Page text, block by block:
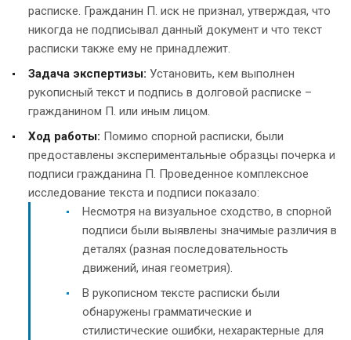
расписке. Гражданин П. иск не признал, утверждая, что
никогда не подписывал данный документ и что текст
расписки также ему не принадлежит.
Задача экспертизы: Установить, кем выполнен
рукописный текст и подпись в долговой расписке –
гражданином П. или иным лицом.
Ход работы: Помимо спорной расписки, были
предоставлены экспериментальные образцы почерка и
подписи гражданина П. Проведенное комплексное
исследование текста и подписи показало:
Несмотря на визуальное сходство, в спорной
подписи были выявлены значимые различия в
деталях (разная последовательность
движений, иная геометрия).
В рукописном тексте расписки были
обнаружены грамматические и
стилистические ошибки, нехарактерные для